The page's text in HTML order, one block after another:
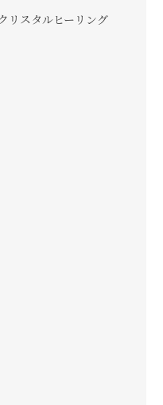
リスタルヒーリング